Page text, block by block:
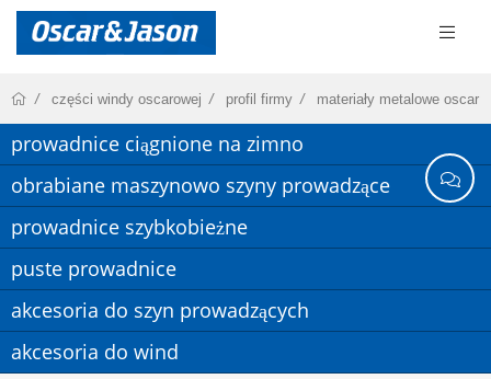
części windy oscarowej profil firmy materiały metalowe oscar
prowadnice ciągnione na zimno
obrabiane maszynowo szyny prowadzące
prowadnice szybkobieżne
puste prowadnice
akcesoria do szyn prowadzących
akcesoria do wind